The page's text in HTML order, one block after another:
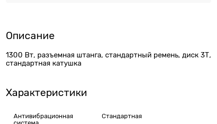
Описание
1300 Вт, разъемная штанга, стандартный ремень, диск 3Т,
стандартная катушка
Характеристики
Антивибрационная
Стандартная